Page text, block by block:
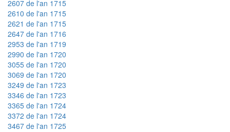
2607 de l'an 1715
2610 de l'an 1715
2621 de l'an 1715
2647 de l'an 1716
2953 de l'an 1719
2990 de l'an 1720
3055 de l'an 1720
3069 de l'an 1720
3249 de l'an 1723
3346 de l'an 1723
3365 de l'an 1724
3372 de l'an 1724
3467 de l'an 1725